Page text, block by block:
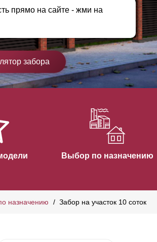
прямо на сайте - жми на
забора
Выбор по назначению
назначению Забор на участок 10 соток